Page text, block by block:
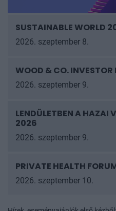
SUSTAINABLE WORLD
2026. szeptember 8.
WOOD & CO.
2026. szeptember 9.
LENDÜLETBEN A HAZAI
2026
2026. szeptember 9.
PRIVATE HEALTH
2026. szeptember 10.